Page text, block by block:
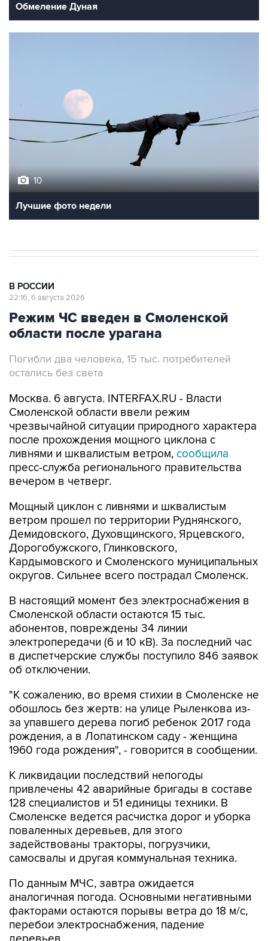
Обмеление Дуная
10
Лучшие фото недели
В РОССИИ
22:16, 6 августа 2026
Режим ЧС введен в Смоленской
области после урагана
Погибли два человека, 15 тыс. потребителей
остались без света
Москва. 6 августа. INTERFAX.RU - Власти
Смоленской области ввели режим
чрезвычайной ситуации природного характера
после прохождения мощного циклона с
ливнями и шквалистым ветром, сообщила
пресс-служба регионального правительства
вечером в четверг.
Мощный циклон с ливнями и шквалистым
ветром прошел по территории Руднянского,
Демидовского, Духовщинского, Ярцевского,
Дорогобужского, Глинковского,
Кардымовского и Смоленского муниципальных
округов. Сильнее всего пострадал Смоленск.
В настоящий момент без электроснабжения в
Смоленской области остаются 15 тыс.
абонентов, повреждены 34 линии
электропередачи (6 и 10 кВ). За последний час
в диспетчерские службы поступило 846 заявок
об отключении.
"К сожалению, во время стихии в Смоленске не
обошлось без жертв: на улице Рыленкова из-
за упавшего дерева погиб ребенок 2017 года
рождения, а в Лопатинском саду - женщина
1960 года рождения", - говорится в сообщении.
К ликвидации последствий непогоды
привлечены 42 аварийные бригады в составе
128 специалистов и 51 единицы техники. В
Смоленске ведется расчистка дорог и уборка
поваленных деревьев, для этого
задействованы тракторы, погрузчики,
самосвалы и другая коммунальная техника.
По данным МЧС, завтра ожидается
аналогичная погода. Основными негативными
факторами остаются порывы ветра до 18 м/с,
перебои электроснабжения, падение